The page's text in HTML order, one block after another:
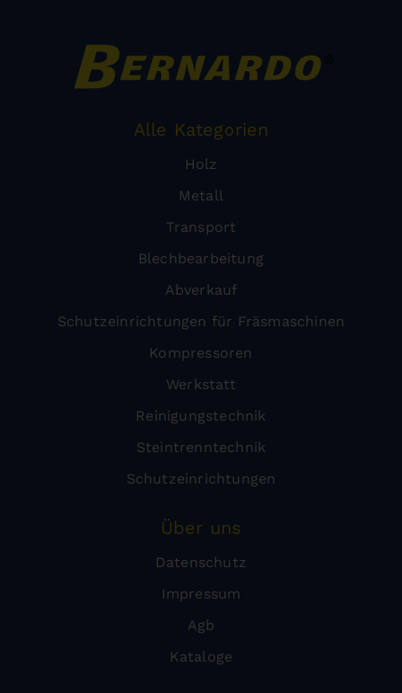
Alle Kategorien
Holz
Metall
Transport
Blechbearbeitung
Abverkauf
Schutzeinrichtungen für Fräsmaschinen
Kompressoren
Werkstatt
Reinigungstechnik
Steintrenntechnik
Schutzeinrichtungen
Über uns
Datenschutz
Impressum
Agb
Kataloge